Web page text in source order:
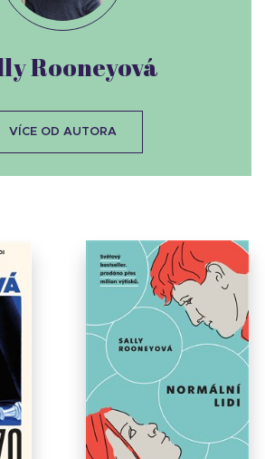
Rooneyová
VÍCE OD AUTORA